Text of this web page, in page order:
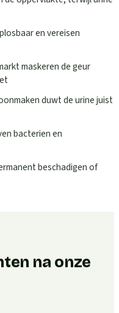
en vereisen
maskeren de geur
duwt de urine juist
bacterien en
beschadigen of
na onze